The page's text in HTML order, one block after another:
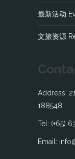
最新活动
文旅资源
Address:
188548
Tel: (+65)
Email: